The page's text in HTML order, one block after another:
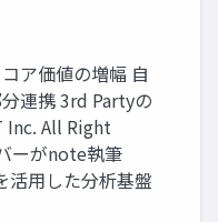
ア価値の増幅 自
連携 3rd Partyの
Inc. All Right
ーがnote執筆
活用した分析基盤